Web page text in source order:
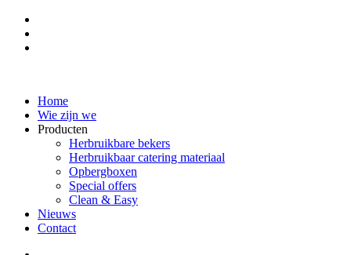
Home
Wie zijn we
Producten
Herbruikbare bekers
Herbruikbaar catering materiaal
Opbergboxen
Special offers
Clean & Easy
Nieuws
Contact